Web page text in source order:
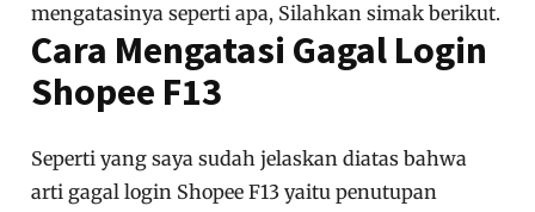
mengatasinya seperti apa, Silahkan simak berikut.
Cara Mengatasi Gagal Login
Shopee F13
Seperti yang saya sudah jelaskan diatas bahwa
arti gagal login Shopee F13 yaitu penutupan